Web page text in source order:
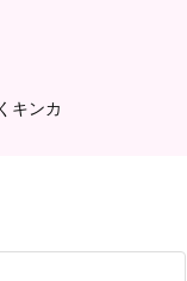
キンカ